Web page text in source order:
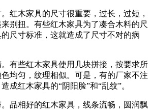
木家具的尺寸很重要，过长，过短，
别扭。有些红木家具为了凑合木料的尺
尺寸标准，这就造成了尺寸不对的病
些红木家具使用几块拼接，按要求所
均匀，纹理相似。可是，有的厂家不注
成红木家具的“阴阳脸”和“乱纹”。
相好的红木家具，线条流畅，圆润飘